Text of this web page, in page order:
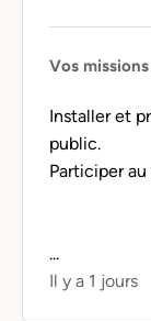
Vos
Installer et
public.
Participer
...
Il y a 1 jours